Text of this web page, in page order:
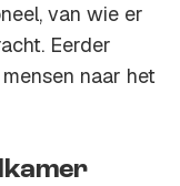
van wie er
Eerder
naar het